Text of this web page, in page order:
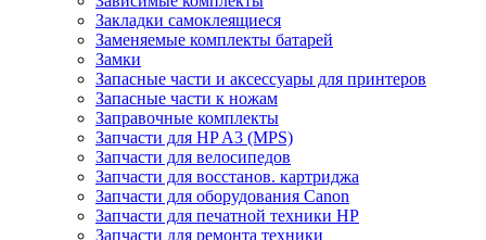
Закладки самоклеящиеся
Заменяемые комплекты батарей
Замки
Запасные части и аксессуары для принтеров
Запасные части к ножам
Заправочные комплекты
Запчасти для HP A3 (MPS)
Запчасти для велосипедов
Запчасти для восстанов. картриджа
Запчасти для оборудования Canon
Запчасти для печатной техники HP
Запчасти для ремонта техники